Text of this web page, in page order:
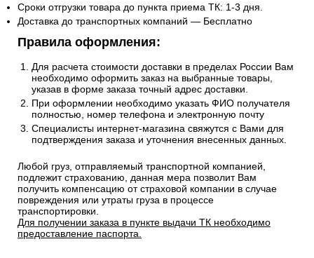
Сроки отгрузки товара до пункта приема ТК: 1-3 дня.
Доставка до транспортных компаний — Бесплатно
Правила оформления:
Для расчета стоимости доставки в пределах России Вам
необходимо оформить заказ на выбранные товары,
указав в форме заказа точный адрес доставки.
При оформлении необходимо указать ФИО получателя
полностью, номер телефона и электронную почту
Специалисты интернет-магазина свяжутся с Вами для
подтверждения заказа и уточнения внесенных данных.
Любой груз, отправляемый транспортной компанией,
подлежит страхованию, данная мера позволит Вам
получить компенсацию от страховой компании в случае
повреждения или утраты груза в процессе
транспортировки.
Для получении заказа в пункте выдачи ТК необходимо
предоставление паспорта.